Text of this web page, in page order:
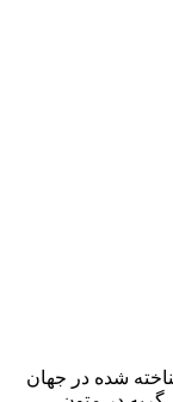
شده در جهان